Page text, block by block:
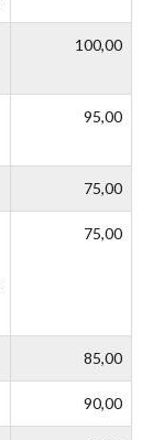
100,00
95,00
75,00
75,00
85,00
90,00